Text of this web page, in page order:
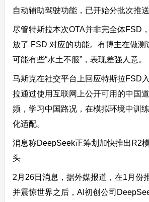
自动辅助驾驶功能，已开始分批次推送
尽管特斯拉本次OTA并非完全体FSD
放了 FSD 对应的功能。有博主在做测
可能有些“水土不服”，表现差强人意。
马斯克在社交平台上回应特斯拉FSD
拉通过使用互联网上公开可用的中国
频，学习中国路况，在模拟环境中训
化适配。
消息称DeepSeek正筹划加快推出R2
头
2月26日消息，据外媒报道，在1月份
并震惊世界之后，AI初创公司